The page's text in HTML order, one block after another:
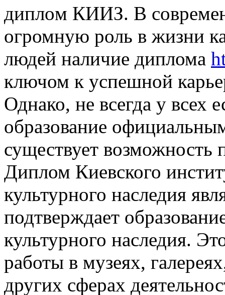
диплoм КИИЗ. В
огромную роль в жизни
людей наличие диплома
ключом к успешной
Однако, не всегда у всех
образование
существует
Диплом Киевского
культурного наследия
подтверждает
культурного наследия.
работы в музеях,
других сферах